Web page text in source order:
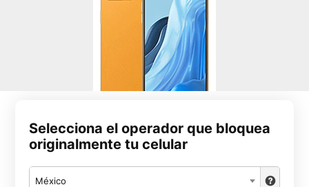
Selecciona el operador que bloquea
originalmente tu celular
México